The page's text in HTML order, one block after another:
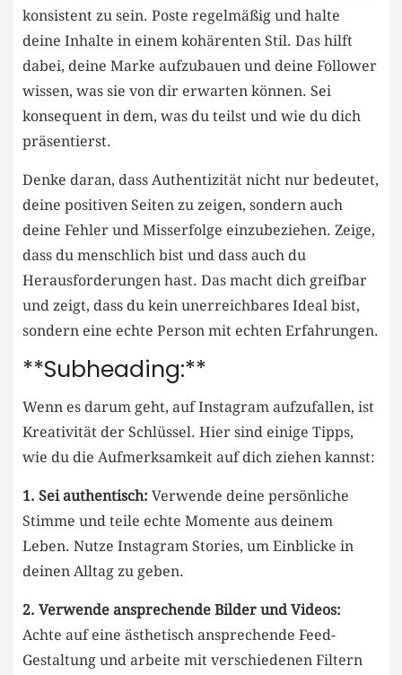
konsistent zu sein. Poste regelmäßig und halte
deine Inhalte ‌in einem kohärenten Stil. Das hilft ​
dabei, ‍deine⁢ Marke aufzubauen und deine ⁤Follower‍
wissen, was sie‌ von dir erwarten können. Sei
‌konsequent in dem, was⁣ du teilst und wie du ⁣dich‍
präsentierst.
Denke daran, ‌dass Authentizität nicht nur bedeutet,
deine positiven Seiten zu zeigen, sondern auch
deine Fehler und Misserfolge ‍einzubeziehen.‍ Zeige,
dass ​du menschlich bist ⁤und dass auch du
Herausforderungen hast. Das macht ‍dich greifbar
und​ zeigt, dass du ⁢kein unerreichbares Ideal bist,⁢
sondern⁣ eine⁣ echte Person mit echten Erfahrungen.
**Subheading:**
Wenn es darum geht, auf Instagram aufzufallen, ist
Kreativität ⁤der ​Schlüssel. Hier sind ‍einige Tipps,
wie du die Aufmerksamkeit auf dich ziehen kannst:
1. Sei authentisch: Verwende deine ‍persönliche
Stimme und teile echte Momente aus deinem
Leben. Nutze Instagram Stories, um Einblicke‌ in
deinen Alltag zu ⁢geben.
2. Verwende ansprechende Bilder und Videos:
Achte auf ​eine ästhetisch ansprechende⁢ Feed-
Gestaltung und arbeite mit verschiedenen Filtern